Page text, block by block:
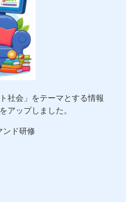
社会」をテーマとする情報
アップしました。
ンド研修